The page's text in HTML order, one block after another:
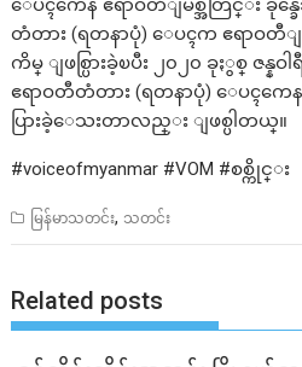
တံတား (ရတနာပုံ) ေပၚက ဧရာဝတီျ
ကိမ္ ျဖစ္ပြားခဲ့ၿပီး ၂၀၂၀ ခုႏွစ္ ဇ
ဧရာဝတီတံတား (ရတနာပုံ) ေပၚကေ
ပြားခဲ့ေသးတာလည္း ျဖစ္ပါတယ္။
#voiceofmyanmar #VOM #စစ္ကိုင္း
မြန်မာသတင်း, သတင်း
Related posts